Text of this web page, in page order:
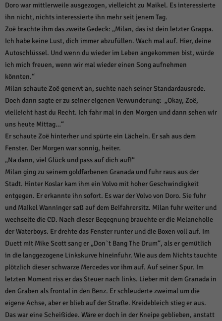
Doro war mittlerweile ausgezogen, vielleicht zu Maikel. Es interessierte
ihn nicht, nichts interessierte ihn mehr seit jenem Tag.
Zoë brachte ihm das zweite Gedeck: „Milan, das ist dein letzter Grappa.
Ich habe keine Lust, dich immer abzufüllen. Wach mal auf. Hier, deine
Autoschlüssel. Und wenn du wieder im Leben angekommen bist, würde
ich mich freuen, wenn wir mal wieder einen Song aufnehmen
könnten.“
Milan schaute Zoë genervt an, suchte nach seiner Standardausrede.
Doch dann sagte er zu seiner eigenen Verwunderung: „Okay, Zoë,
vielleicht hast du Recht. Ich fahr mal in den Morgen und dann sehen wir
uns heute Mittag…“
Er schaute Zoë hinterher und spürte ein Lächeln. Er sah aus dem
Fenster. Der Morgen war sonnig, heiter.
„Na dann, viel Glück und pass auf dich auf!“
Milan ging zu seinem goldfarbenen Granada und fuhr raus aus der
Stadt. Hinter Koslar kam ihm ein Volvo mit hoher Geschwindigkeit
entgegen. Er erkannte ihn sofort. Es war der Volvo von Doro. Sie fuhr
und Maikel Wanninger saß auf dem Beifahrersitz. Milan fuhr weiter und
wechselte die CD. Nach dieser Begegnung brauchte er die Melancholie
der Waterboys. Er drehte das Fenster runter und die Boxen voll auf. Im
Duett mit Mike Scott sang er „Don`t Bang The Drum“, als er gemütlich
in die langgezogene Linkskurve hineinfuhr. Wie aus dem Nichts tauchte
plötzlich dieser schwarze Mercedes vor ihm auf. Auf seiner Spur. Im
letzten Moment riss er das Steuer nach links. Lieber mit dem Granada in
den Graben als frontal in den Benz. Er schleuderte zweimal um die
eigene Achse, aber er blieb auf der Straße. Kreidebleich stieg er aus.
Das war eine Scheißidee. Wäre er doch in der Kneipe geblieben, anstatt
Inhalte von Videoplattformen und Social-Media-Plattformen werden
standardmäßig blockiert. Wenn Cookies von externen Medien akzeptiert
werden, bedarf der Zugriff auf diese Inhalte keiner manuellen Einwilligung
Cookie-Informationen anzeigen
powered by Borlabs Cookie Datenschutzerklärung